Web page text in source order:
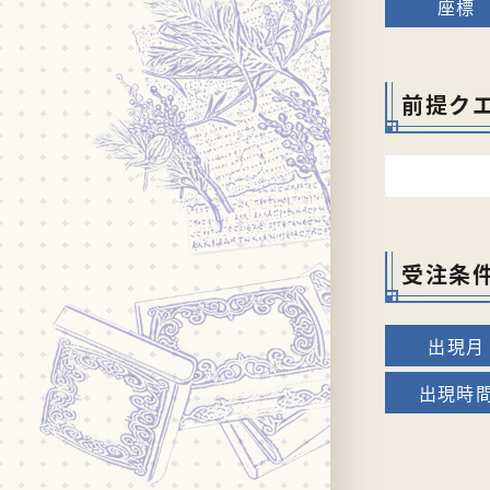
前提ク
受注条